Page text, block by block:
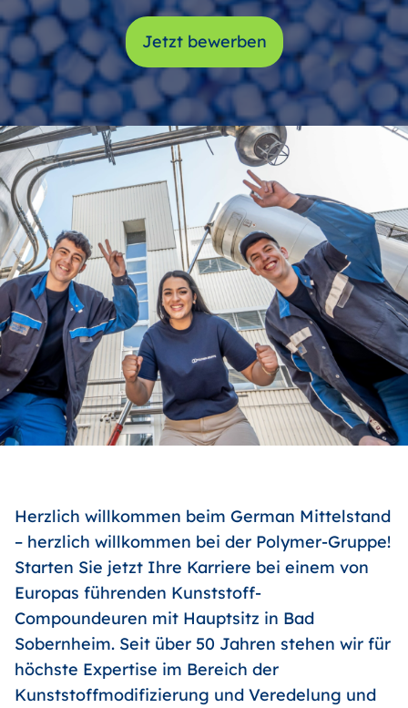
Jetzt bewerben
Herzlich willkommen beim German Mittelstand
– herzlich willkommen bei der Polymer-Gruppe!
Starten Sie jetzt Ihre Karriere bei einem von
Europas führenden Kunststoff-
Compoundeuren mit Hauptsitz in Bad
Sobernheim. Seit über 50 Jahren stehen wir für
höchste Expertise im Bereich der
Kunststoffmodifizierung und Veredelung und